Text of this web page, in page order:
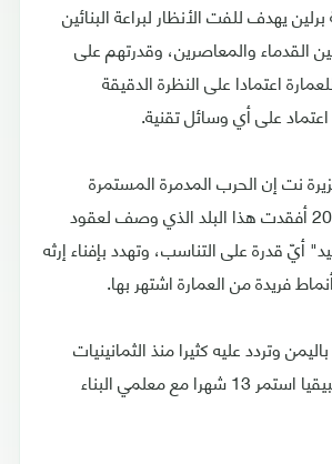
يهدف للفت الأنظار لبراعة البنائين
القدماء والمعاصرين، وقدرتهم على
اعتمادا على النظرة الدقيقة
على أي وسائل تقنية.
نت إن الحرب المدمرة المستمرة
باليمن منذ عام 2015 أفقدت هذا البلد الذي وصف لعقود
أيّ قدرة على التناسب، وتهدد بإفناء إرثه
فريدة من العمارة اشتهر بها.
وتردد عليه كثيرا منذ الثمانينيات
وأنجز فيه تدريبا تطبيقيا استمر 13 شهرا مع معلمي البناء